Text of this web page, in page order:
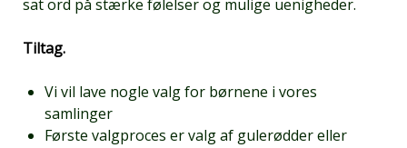
sat ord på stærke følelser og mulige uenigheder.
Tiltag.
Vi vil lave nogle valg for børnene i vores
samlinger
Første valgproces er valg af gulerødder eller